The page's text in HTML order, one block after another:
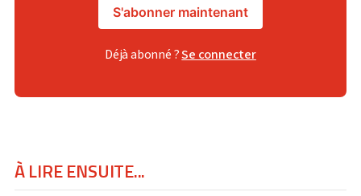
S'abonner maintenant
Déjà abonné ?Se connecter
À LIRE ENSUITE...